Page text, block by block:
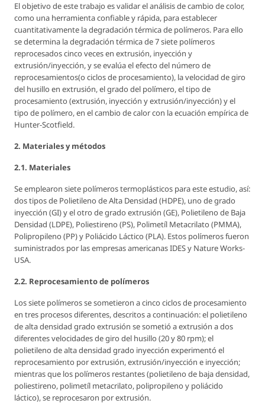
El objetivo de este trabajo es validar el análisis de cambio de color,
como una herramienta confiable y rápida, para establecer
cuantitativamente la degradación térmica de polímeros. Para ello
se determina la degradación térmica de 7 siete polímeros
reprocesados cinco veces en extrusión, inyección y
extrusión/inyección, y se evalúa el efecto del número de
reprocesamientos(o ciclos de procesamiento), la velocidad de giro
del husillo en extrusión, el grado del polímero, el tipo de
procesamiento (extrusión, inyección y extrusión/inyección) y el
tipo de polímero, en el cambio de calor con la ecuación empírica de
Hunter-Scotfield.
2. Materiales y métodos
2.1. Materiales
Se emplearon siete polímeros termoplásticos para este estudio, así:
dos tipos de Polietileno de Alta Densidad (HDPE), uno de grado
inyección (GI) y el otro de grado extrusión (GE), Polietileno de Baja
Densidad (LDPE), Poliestireno (PS), Polimetíl Metacrilato (PMMA),
Polipropileno (PP) y Poliácido Láctico (PLA). Estos polímeros fueron
suministrados por las empresas americanas IDES y Nature Works-
USA.
2.2. Reprocesamiento de polímeros
Los siete polímeros se sometieron a cinco ciclos de procesamiento
en tres procesos diferentes, descritos a continuación: el polietileno
de alta densidad grado extrusión se sometió a extrusión a dos
diferentes velocidades de giro del husillo (20 y 80 rpm); el
polietileno de alta densidad grado inyección experimentó el
reprocesamiento por extrusión, extrusión/inyección e inyección;
mientras que los polímeros restantes (polietileno de baja densidad,
poliestireno, polimetíl metacrilato, polipropileno y poliácido
láctico), se reprocesaron por extrusión.